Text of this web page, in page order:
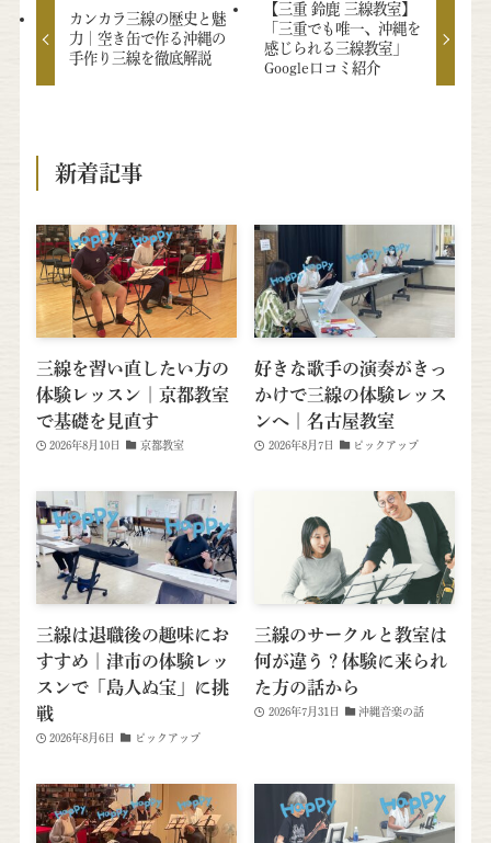
カンカラ三線の歴史と魅
力｜空き缶で作る沖縄の
手作り三線を徹底解説
【三重 鈴鹿 三線教室】
「三重でも唯一、沖縄を
感じられる三線教室」
Google口コミ紹介
新着記事
三線を習い直したい方の
体験レッスン｜京都教室
で基礎を見直す
2026年8月10日 京都教室
好きな歌手の演奏がきっ
かけで三線の体験レッス
ンへ｜名古屋教室
2026年8月7日 ピックアップ
三線は退職後の趣味にお
すすめ｜津市の体験レッ
スンで「島人ぬ宝」に挑
戦
2026年8月6日 ピックアップ
三線のサークルと教室は
何が違う？体験に来られ
た方の話から
2026年7月31日 沖縄音楽の話